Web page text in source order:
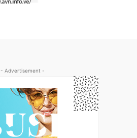
- Advertisement -